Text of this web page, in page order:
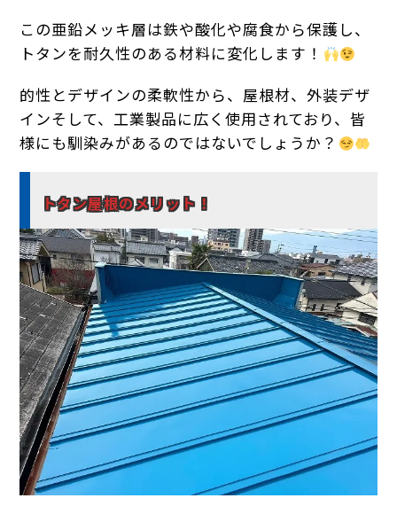
この亜鉛メッキ層は鉄や酸化や腐食から保護し、
トタンを耐久性のある材料に変化します！
的性とデザインの柔軟性から、屋根材、外装デザ
インそして、工業製品に広く使用されており、皆
様にも馴染みがあるのではないでしょうか？
トタン屋根のメリット！